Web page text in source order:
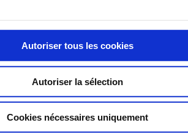
Autoriser tous les cookies
Autoriser la sélection
Cookies nécessaires uniquement
à un technicien support